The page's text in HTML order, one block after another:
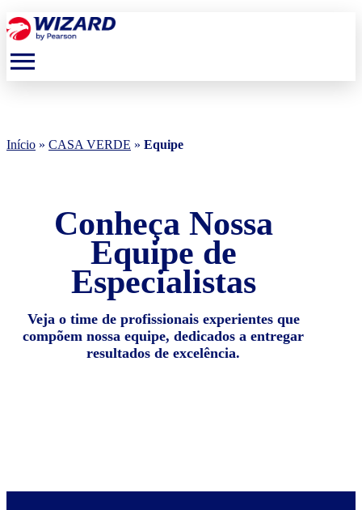
menu
Início » CASA VERDE » Equipe
Conheça Nossa
Equipe de
Especialistas
Veja o time de profissionais experientes que
compõem nossa equipe, dedicados a entregar
resultados de excelência.